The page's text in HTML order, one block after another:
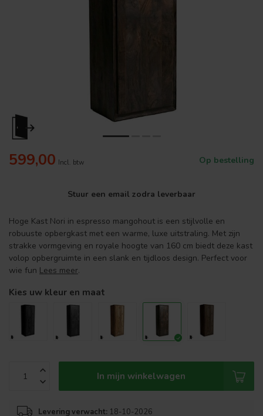
599,00 Incl. btw Op bestelling
Stuur een email zodra leverbaar
Hoge Kast Nori in espresso mangohout is een stijlvolle en
robuuste opbergkast met een warme, luxe uitstraling. Met zijn
strakke vormgeving en royale hoogte van 160 cm biedt deze kast
volop opbergruimte in een slank en tijdloos design. Perfect voor
wie fun Lees meer.
Kies uw kleur en maat
In mijn winkelwagen
Levering verwacht: 18-10-2026